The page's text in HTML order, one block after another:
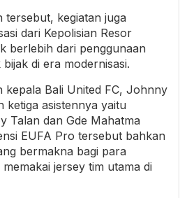
tersebut, kegiatan juga
dari Kepolisian Resor
berlebih dari penggunaan
di era modernisasi.
kepala Bali United FC, Johnny
ketiga asistennya yaitu
Talan dan Gde Mahatma
EUFA Pro tersebut bahkan
bermakna bagi para
jersey tim utama di